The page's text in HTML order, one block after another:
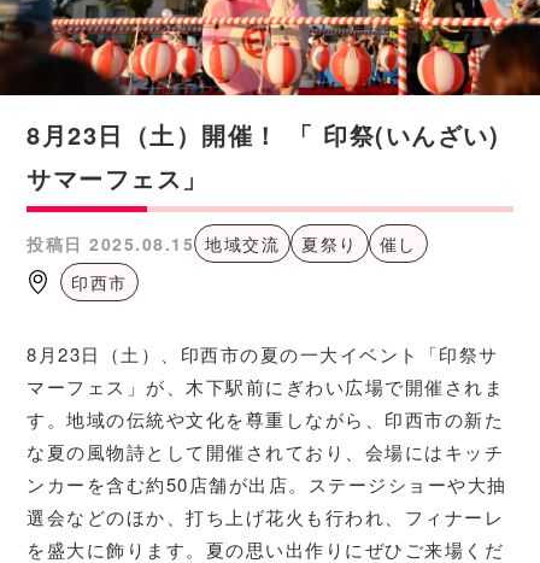
8月23日（土）開催！ 「 印祭(いんざい)
サマーフェス」
投稿日2025.08.15 地域交流 夏祭り
催し
印西市
8月23日（土）、印西市の夏の一大イベント「印祭サ
マーフェス」が、木下駅前にぎわい広場で開催されま
す。地域の伝統や文化を尊重しながら、印西市の新た
な夏の風物詩として開催されており、会場にはキッチ
ンカーを含む約50店舗が出店。ステージショーや大抽
選会などのほか、打ち上げ花火も行われ、フィナーレ
を盛大に飾ります。夏の思い出作りにぜひご来場くだ